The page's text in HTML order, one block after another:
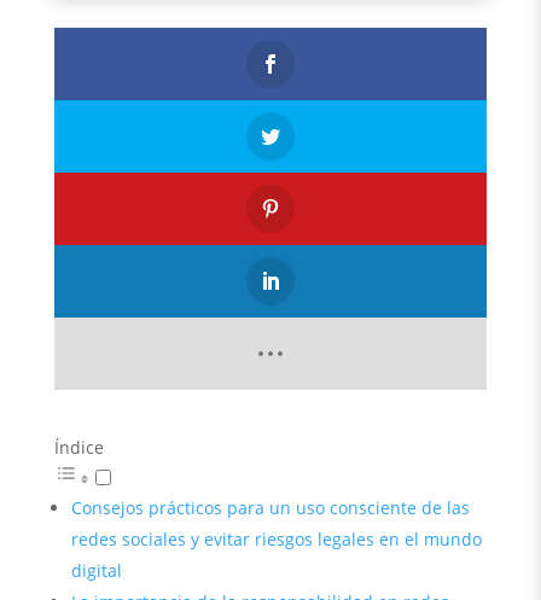
Índice
Consejos prácticos para un uso consciente de las
redes sociales y evitar riesgos legales en el mundo
digital